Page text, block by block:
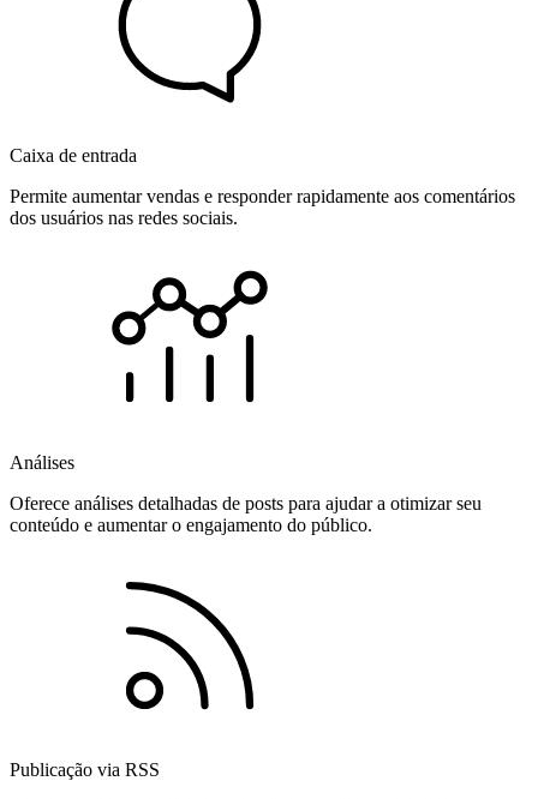
Caixa de entrada
Permite aumentar vendas e responder rapidamente aos comentários
dos usuários nas redes sociais.
Análises
Oferece análises detalhadas de posts para ajudar a otimizar seu
conteúdo e aumentar o engajamento do público.
Publicação via RSS